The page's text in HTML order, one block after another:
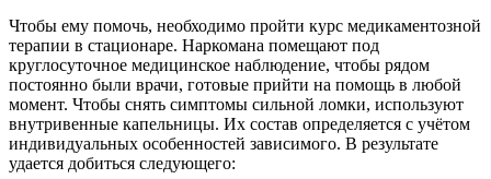
Чтобы ему помочь, необходимо пройти курс медикаментозной
терапии в стационаре. Наркомана помещают под
круглосуточное медицинское наблюдение, чтобы рядом
постоянно были врачи, готовые прийти на помощь в любой
момент. Чтобы снять симптомы сильной ломки, используют
внутривенные капельницы. Их состав определяется с учётом
индивидуальных особенностей зависимого. В результате
удается добиться следующего: